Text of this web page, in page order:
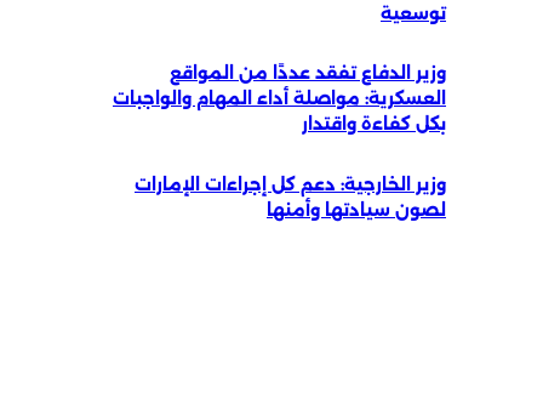
توسعية
وزير الدفاع تفقد عددًا من المواقع
العسكرية: مواصلة أداء المهام والواجبات
بكل كفاءة واقتدار
وزير الخارجية: دعم كل إجراءات الإمارات
لصون سيادتها وأمنها